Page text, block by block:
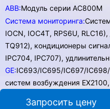
ABB:Модуль серии AC800M
Система мониторинга:
IOCN, IOC4T, RPS6U,
TQ912), кондиционеры
IPC704, IPC707),
GE:IC693/IC695/IC697/
систем возбуждения
Запросить цену